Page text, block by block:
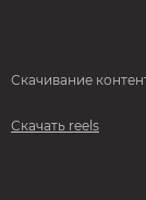
Скачивание
Скачать reels